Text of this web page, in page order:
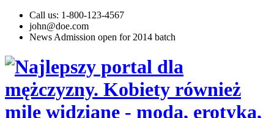
Call us: 1-800-123-4567
john@doe.com
News Admission open for 2014 batch